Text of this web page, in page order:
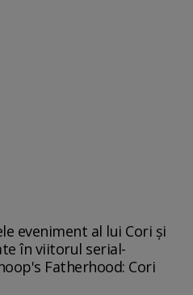
eveniment al lui Cori și
în viitorul serial-
Fatherhood: Cori